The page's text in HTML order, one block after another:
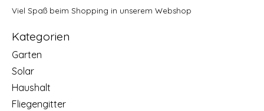
Viel Spaß beim Shopping in unserem Webshop
Kategorien
Garten
Solar
Haushalt
Fliegengitter